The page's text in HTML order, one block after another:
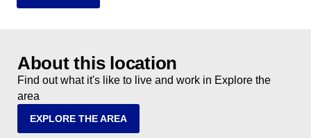
About this location
Find out what it's like to live and work in Explore the
area
EXPLORE THE AREA